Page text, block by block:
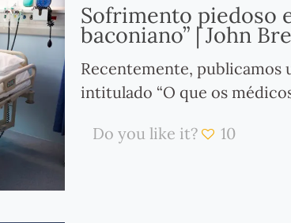
Sofrimento piedoso
baconiano” | John
Recentemente, publicamos
intitulado “O que os
Do you like it? 10